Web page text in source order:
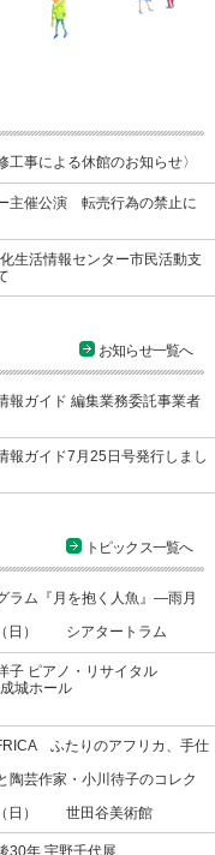
事による休館のお知らせ〉
主催公演 転売行為の禁止に
生活情報センター市民活動支
お知らせ一覧へ
報ガイド 編集業務委託事業者
報ガイド7月25日号発行しまし
トピックス一覧へ
ラム『月を抱く人魚』―雨月
日） シアタートラム
子 ピアノ・リサイタル
城ホール
ふたりのアフリカ、手仕
芸作家・小川待子のコレク
（日） 世田谷美術館